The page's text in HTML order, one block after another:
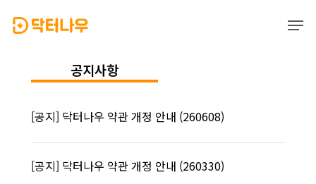
공지사항
[공지] 닥터나우 약관 개정 안내 (260608)
[공지] 닥터나우 약관 개정 안내 (260330)